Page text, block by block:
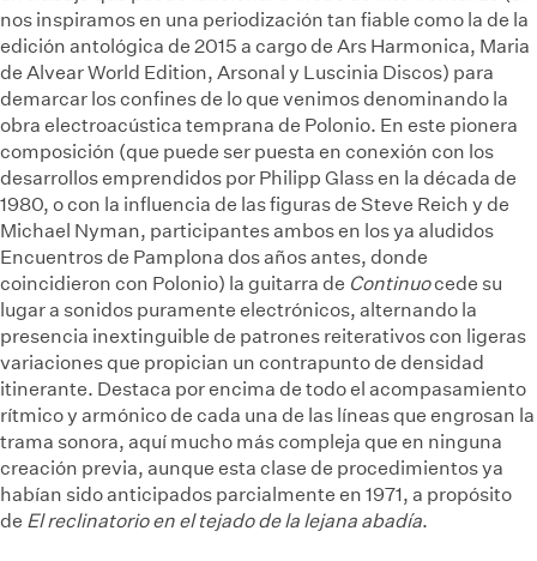
nos inspiramos en una periodización tan fiable como la de la
edición antológica de 2015 a cargo de Ars Harmonica, Maria
de Alvear World Edition, Arsonal y Luscinia Discos) para
demarcar los confines de lo que venimos denominando la
obra electroacústica temprana de Polonio. En este pionera
composición (que puede ser puesta en conexión con los
desarrollos emprendidos por Philipp Glass en la década de
1980, o con la influencia de las figuras de Steve Reich y de
Michael Nyman, participantes ambos en los ya aludidos
Encuentros de Pamplona dos años antes, donde
coincidieron con Polonio) la guitarra de Continuocede su
lugar a sonidos puramente electrónicos, alternando la
presencia inextinguible de patrones reiterativos con ligeras
variaciones que propician un contrapunto de densidad
itinerante. Destaca por encima de todo el acompasamiento
rítmico y armónico de cada una de las líneas que engrosan la
trama sonora, aquí mucho más compleja que en ninguna
creación previa, aunque esta clase de procedimientos ya
habían sido anticipados parcialmente en 1971, a propósito
de El reclinatorio en el tejado de la lejana abadía.